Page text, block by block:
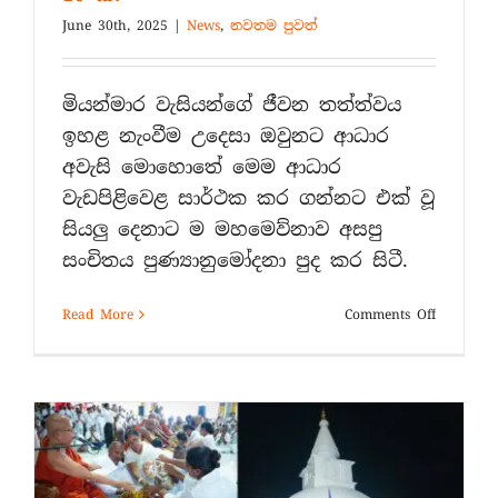
June 30th, 2025 | News, නවතම පුවත්
මියන්මාර වැසියන්ගේ ජීවන තත්ත්වය
ඉහළ නැංවීම උදෙසා ඔවුනට ආධාර
අවැසි මොහොතේ මෙම ආධාර
වැඩපිළිවෙළ සාර්ථක කර ගන්නට එක් වූ
සියලු දෙනාට ම මහමෙව්නාව අසපු
සංචිතය පුණ්‍යානුමෝදනා පුද කර සිටී.
Read More Comments Offon
වූ